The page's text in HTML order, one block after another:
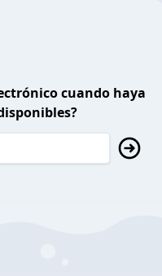
cuando haya